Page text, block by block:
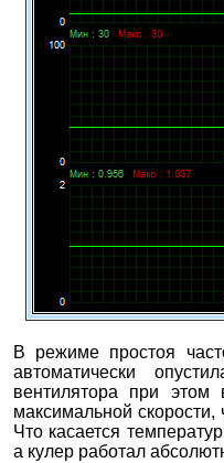
В режиме простоя
автоматически
вентилятора при
максимальной скорости,
Что касается
а кулер работал